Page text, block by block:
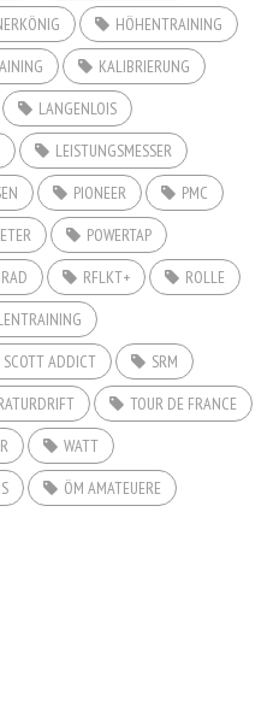
HÖHENTRAINING
KALIBRIERUNG
LANGENLOIS
LEISTUNGSMESSER
PIONEER
PMC
POWERTAP
RFLKT+
ROLLE
SCOTT ADDICT
SRM
TOUR DE FRANCE
WATT
ÖM AMATEUERE